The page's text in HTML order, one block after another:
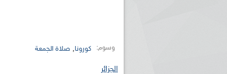
وسوم: كورونا, صلاة الجمعة
الجزائر